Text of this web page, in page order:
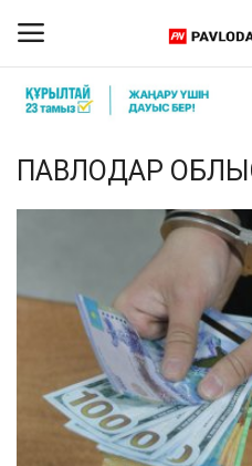
Бізбен байланыс
ПАВЛОДАР ОБЛЫСЫ
ҚАЗАҚСТАН
ӘЛЕМ
ПАВЛОДАР